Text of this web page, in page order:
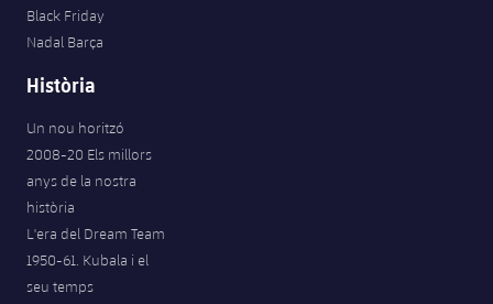
Femení
Jugadors
Calendari
Resultats
Classificació
Actualitat
Jugadors
Calendari
Classificació
plusicon
més
Notícies
Hockey Herba Masculí
Patinatge artístic
Actualitat
Agenda
Escola de Patinatge
Actualitat
Voleibol
plusicon
més
Black Friday
Nadal Barça
Història
Un nou horitzó
2008-20 Els millors
anys de la nostra
història
L'era del Dream Team
1950-61. Kubala i el
seu temps